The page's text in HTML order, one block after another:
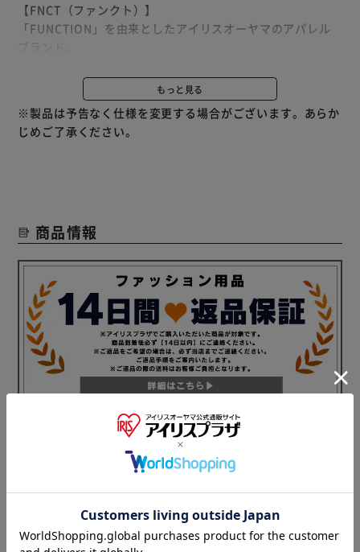
【FNCT（ファンクト）】
「FUNCTION」を由来としたアイリスオーヤマのアパレル
Point．1：全裏面あったかフリース
裏地は暖かい空気を含んで逃がさないフリース素材。
ストレッチの効いた着心地。
運動時にはもちろん、釣りやアウトドアにもオススメ。
上からも下からも開けられるダブルファスナー。
身体をひねるゴルフや立ちしゃがみするDIYにも。
Point．3：安心のポケット
スマホも収まる大きめの、ファスナー付き胸ポケット。
両脇ポケットはスナップボタン付き。
中身の落下を防ぎ、簡単に出し入れもできる万能ポケット。
Point．4：ユニセックス
S～3Lの幅広いサイズ展開。
男女問わず体形に合ったサイズが選べる。
もっと見る
※製品は予告なく仕様を変更する場合がございます。あらか
じめご了承ください。
商品情報